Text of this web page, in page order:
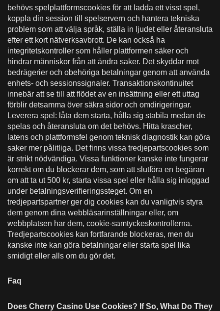
behövs spelplattformscookies för att ladda ett visst spel,
koppla din session till spelservern och hantera tekniska
problem som att välja språk, ställa in ljudet eller återansluta
efter ett kort nätverksavbrott. De kan också ha
integritetskontroller som håller plattformen säker och
hindrar människor från att ändra saker. Det skyddar mot
bedrägerier och obehöriga betalningar genom att använda
enhets- och sessionssignaler. Transaktionskontinuitet
innebär att se till att flödet av en insättning eller ett uttag
förblir detsamma över säkra sidor och omdirigeringar.
Leverera spel: låta dem starta, hålla sig stabila medan de
spelas och återansluta om det behövs. Hitta krascher,
latens och plattformsfel genom teknisk diagnostik kan göra
saker mer pålitliga. Det finns vissa tredjepartscookies som
är strikt nödvändiga. Vissa funktioner kanske inte fungerar
korrekt om du blockerar dem, som att slutföra en begäran
om att ta ut 500 kr, starta vissa spel eller hålla sig inloggad
under betalningsverifieringssteget. Om en
tredjepartspartner ger dig cookies kan du vanligtvis styra
dem genom dina webbläsarinställningar eller, om
webbplatsen har dem, cookie-samtyckeskontrollerna.
Tredjepartscookies kan fortfarande blockeras, men du
kanske inte kan göra betalningar eller starta spel lika
smidigt eller alls om du gör det.
Faq
Does Cherry Casino Use Cookies? If So, What Do They